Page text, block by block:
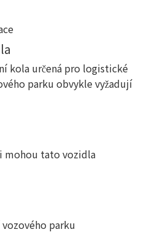
kola určená pro logistické
parku obvykle vyžadují
mohou tato vozidla
parku